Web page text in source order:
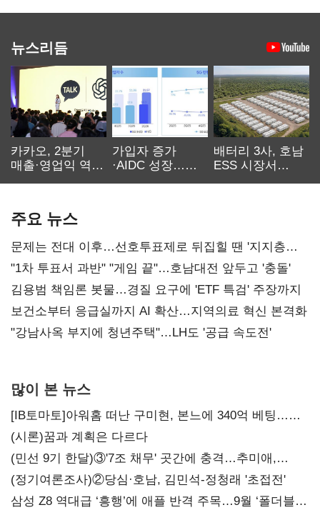
뉴스리듬
카카오, 2분기
매출·영업익 역대
가입자 증가
·AIDC 성장…
배터리 3사, 호남
ESS 시장서
주요 뉴스
문제는 전대 이후…선호투표제로 뒤집힐 땐 '지지층
불복'
"1차 투표서 과반" "게임 끝"…호남대전 앞두고 '충돌'
김용범 책임론 봇물…경질 요구에 'ETF 특검' 주장까지
보건소부터 응급실까지 AI 확산…지역의료 혁신 본격화
"강남사옥 부지에 청년주택"…LH도 '공급 속도전'
많이 본 뉴스
[IB토마토]아워홈 떠난 구미현, 본느에 340억 베팅…
가족 지배체제 구축
(시론)꿈과 계획은 다르다
(민선 9기 한달)③'7조 채무' 곳간에 충격…추미애,
20년만에 '비상재정' 선언 승부수
(정기여론조사)②당심·호남, 김민석-정청래 '초접전'
삼성 Z8 역대급 ‘흥행’에 애플 반격 주목…9월 ‘폴더블